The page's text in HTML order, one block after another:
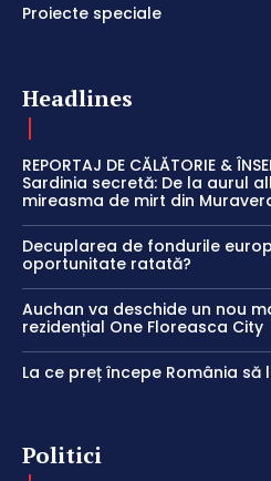
Proiecte speciale
Headlines
REPORTAJ DE CĂLĂTORIE &
Sardinia secretă: De la aurul
mireasma de mirt din
Decuplarea de fondurile
oportunitate ratată?
Auchan va deschide un nou
rezidențial One Floreasca City
La ce preț începe România să
Politici